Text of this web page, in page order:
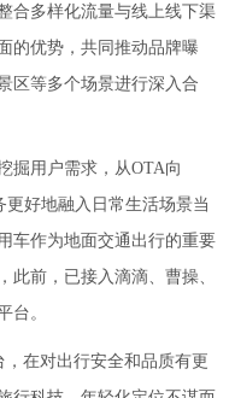
合多样化流量与线上线下渠
的优势，共同推动品牌曝
区等多个场景进行深入合
掘用户需求，从OTA向
好地融入日常生活场景当
车作为地面交通出行的重要
此前，已接入滴滴、曹操、
台。
在对出行安全和品质有更